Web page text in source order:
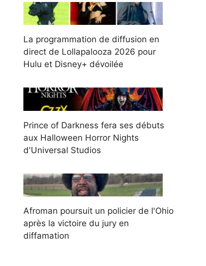
La programmation de diffusion en
direct de Lollapalooza 2026 pour
Hulu et Disney+ dévoilée
Prince of Darkness fera ses débuts
aux Halloween Horror Nights
d'Universal Studios
Afroman poursuit un policier de l'Ohio
après la victoire du jury en
diffamation